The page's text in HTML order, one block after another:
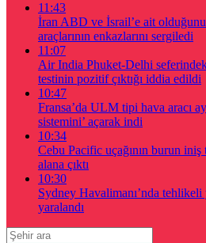
11:43
İran ABD ve İsrail’e ait
araçlarının enkazlarını sergiledi
11:07
Air India Phuket-Delhi
testinin pozitif çıktığı iddia edildi
10:47
Fransa’da ULM tipi hava aracı
sistemini’ açarak indi
10:34
Cebu Pacific uçağının burun iniş
alana çıktı
10:30
Sydney Havalimanı’nda
yaralandı